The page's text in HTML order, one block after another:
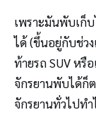
เพราะมันพับเก็
ได้ (ขึ้นอยู่กับช่ว
ท้ายรถ SUV หรื
จักรยานพับได้ก็
จักรยานทั่วไปทำ